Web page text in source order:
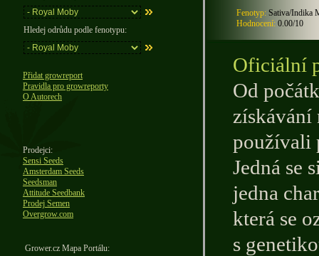
Hledej odrůdu podle fenotypu:
Přidat growreport
Pravidla pro growreporty
O Autorech
Prodejci:
Sensi Seeds
Amsterdam Seeds
Seedsman
Attitude Seedbank
Prodej Semen
Overgrow.com
Grower.cz Mapa Portálu:
Fenotyp: Sativa/Indika
Hodnocení: 0.00/10
Oficiální
Od
získávání
používali
Jedná se
jedna
která se
s